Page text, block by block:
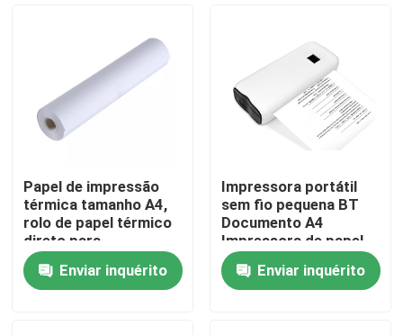
Casa
Produtos
Papel de impressão
térmica tamanho A4,
rolo de papel térmico
direto para
impressora A4
Enviar inquérito
Impressora portátil
sem fio pequena BT
Documento A4
Impressora de papel
210 mm
Enviar inquérito